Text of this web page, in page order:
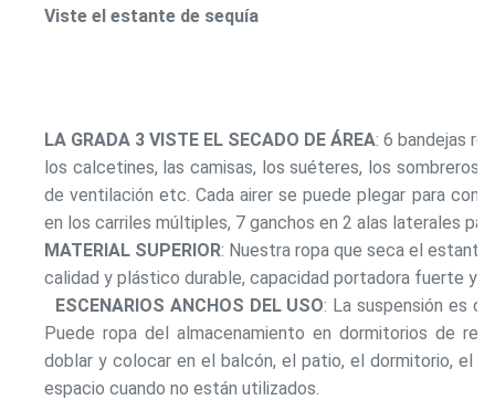
Viste el estante de sequía
LA GRADA 3 VISTE EL SECADO DE ÁREA: 6 bandejas
los calcetines, las camisas, los suéteres, los
de ventilación etc. Cada airer se puede plegar para
en los carriles múltiples, 7 ganchos en 2 alas laterales
MATERIAL SUPERIOR: Nuestra ropa que seca el
calidad y plástico durable, capacidad portadora fuerte y
ESCENARIOS ANCHOS DEL USO: La suspensión es
Puede ropa del almacenamiento en dormitorios de
doblar y colocar en el balcón, el patio, el dormitorio, el
espacio cuando no están utilizados.